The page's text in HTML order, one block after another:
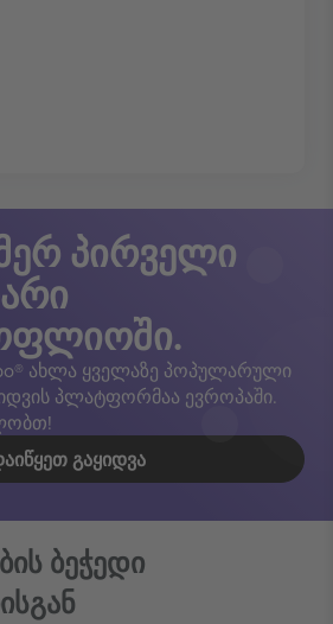
პირველი
ახლა ყველაზე პოპულარული
პლატფორმაა ევროპაში.
ᲒᲐᲧᲘᲓᲕᲐ
ბეჭედი